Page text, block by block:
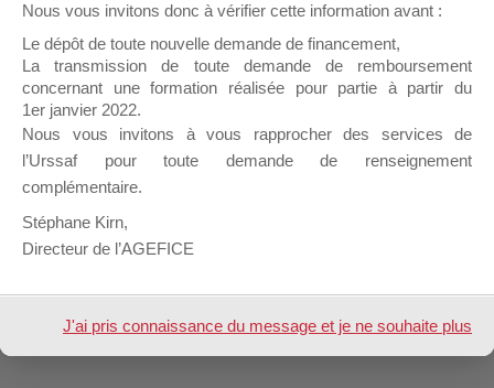
Prénom
envergure
Design de
WordPress
Nous vous invitons donc à vérifier cette information avant :
Le dépôt de toute nouvelle demande de financement,
La transmission de toute demande de remboursement
concernant une formation réalisée pour partie à partir du
1er janvier 2022.
Nous vous invitons à vous rapprocher des services de
l’Urssaf pour toute demande de renseignement
complémentaire.
Stéphane Kirn,
Directeur de l’AGEFICE
J'ai pris connaissance du message et je ne souhaite plus